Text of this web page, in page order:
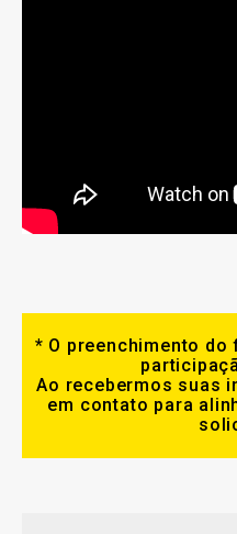
* O preenchimento
Ao recebermos suas
em contato para